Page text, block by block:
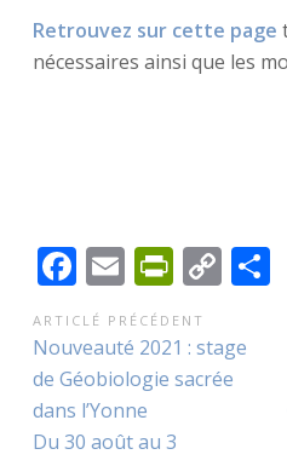
Retrouvez sur cette page
nécessaires ainsi que les
F
ac
e
b
o
E
m
ai
l
Pr
in
tF
ri
e
C
p
y
P
NAVIGATION
DE
L’ARTICLE
ARTICLÉ PRÉCÉDENT
Article
précédent
:
Nouveauté 2021 : stage
de Géobiologie sacrée
dans l’Yonne
Du 30 août au 3